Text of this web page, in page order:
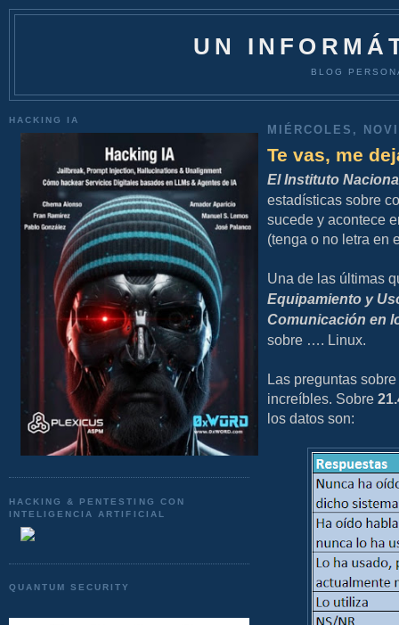
UN
BLOG
HACKING IA
HACKING & PENTESTING CON
INTELIGENCIA ARTIFICIAL
QUANTUM SECURITY
MIÉRCOLES,
Te vas, me
El Instituto
estadísticas sobre
sucede y acontece
(tenga o no letra en
Una de las últimas
Equipamiento y
Comunicación en
sobre …. Linux.
Las preguntas
increíbles. Sobre
los datos son: